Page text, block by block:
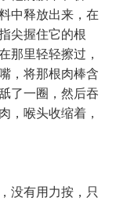
中释放出来，在
尖握住它的根
那里轻轻擦过，
，将那根肉棒含
了一圈，然后吞
，喉头收缩着，
没有用力按，只